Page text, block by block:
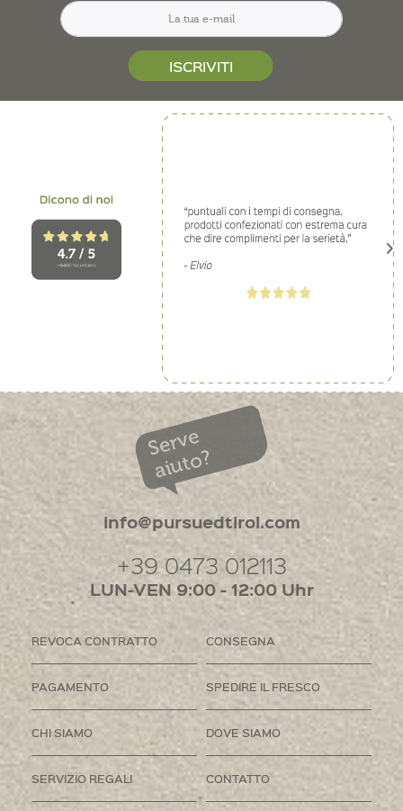
ISCRIVITI
Serve
aiuto?
info@pursuedtirol.com
+39 0473 012113
LUN-VEN 9:00 - 12:00 Uhr
REVOCA CONTRATTO CONSEGNA
PAGAMENTO SPEDIRE IL FRESCO
CHI SIAMO DOVE SIAMO
SERVIZIO REGALI CONTATTO